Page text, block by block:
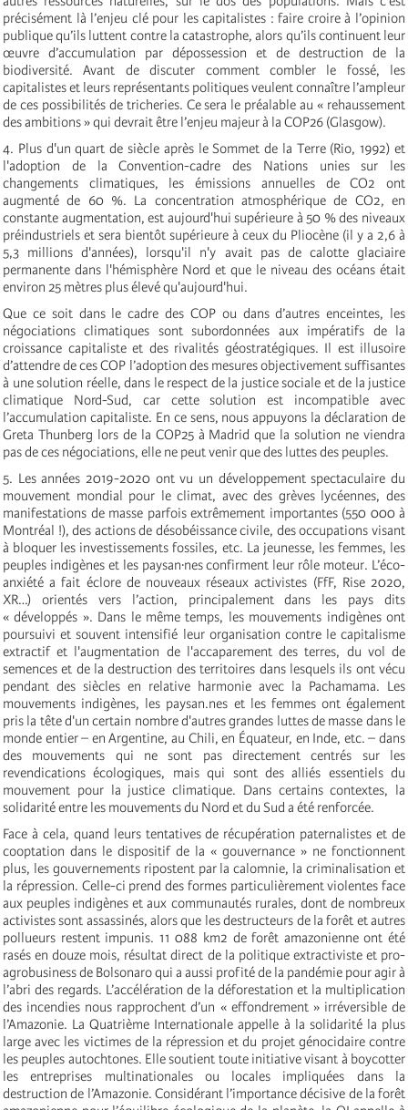
précisément là l’enjeu clé pour les capitalistes : faire croire à l’opinion
publique qu’ils luttent contre la catastrophe, alors qu’ils continuent leur
œuvre d’accumulation par dépossession et de destruction de la
biodiversité. Avant de discuter comment combler le fossé, les
capitalistes et leurs représentants politiques veulent connaître l’ampleur
de ces possibilités de tricheries. Ce sera le préalable au « rehaussement
des ambitions » qui devrait être l’enjeu majeur à la COP26 (Glasgow).
4. Plus d'un quart de siècle après le Sommet de la Terre (Rio, 1992) et
l'adoption de la Convention-cadre des Nations unies sur les
changements climatiques, les émissions annuelles de CO2 ont
augmenté de 60 %. La concentration atmosphérique de CO2, en
constante augmentation, est aujourd'hui supérieure à 50 % des niveaux
préindustriels et sera bientôt supérieure à ceux du Pliocène (il y a 2,6 à
5,3 millions d'années), lorsqu'il n'y avait pas de calotte glaciaire
permanente dans l'hémisphère Nord et que le niveau des océans était
environ 25 mètres plus élevé qu'aujourd'hui.
Que ce soit dans le cadre des COP ou dans d’autres enceintes, les
négociations climatiques sont subordonnées aux impératifs de la
croissance capitaliste et des rivalités géostratégiques. Il est illusoire
d’attendre de ces COP l’adoption des mesures objectivement suffisantes
à une solution réelle, dans le respect de la justice sociale et de la justice
climatique Nord-Sud, car cette solution est incompatible avec
l’accumulation capitaliste. En ce sens, nous appuyons la déclaration de
Greta Thunberg lors de la COP25 à Madrid que la solution ne viendra
pas de ces négociations, elle ne peut venir que des luttes des peuples.
5. Les années 2019-2020 ont vu un développement spectaculaire du
mouvement mondial pour le climat, avec des grèves lycéennes, des
manifestations de masse parfois extrêmement importantes (550 000 à
Montréal !), des actions de désobéissance civile, des occupations visant
à bloquer les investissements fossiles, etc. La jeunesse, les femmes, les
peuples indigènes et les paysan·nes confirment leur rôle moteur. L’éco-
anxiété a fait éclore de nouveaux réseaux activistes (FfF, Rise 2020,
XR…) orientés vers l’action, principalement dans les pays dits
« développés ». Dans le même temps, les mouvements indigènes ont
poursuivi et souvent intensifié leur organisation contre le capitalisme
extractif et l'augmentation de l'accaparement des terres, du vol de
semences et de la destruction des territoires dans lesquels ils ont vécu
pendant des siècles en relative harmonie avec la Pachamama. Les
mouvements indigènes, les paysan.nes et les femmes ont également
pris la tête d'un certain nombre d'autres grandes luttes de masse dans le
monde entier – en Argentine, au Chili, en Équateur, en Inde, etc. – dans
des mouvements qui ne sont pas directement centrés sur les
revendications écologiques, mais qui sont des alliés essentiels du
mouvement pour la justice climatique. Dans certains contextes, la
solidarité entre les mouvements du Nord et du Sud a été renforcée.
Face à cela, quand leurs tentatives de récupération paternalistes et de
cooptation dans le dispositif de la « gouvernance » ne fonctionnent
plus, les gouvernements ripostent par la calomnie, la criminalisation et
la répression. Celle-ci prend des formes particulièrement violentes face
aux peuples indigènes et aux communautés rurales, dont de nombreux
activistes sont assassinés, alors que les destructeurs de la forêt et autres
pollueurs restent impunis. 11 088 km2 de forêt amazonienne ont été
rasés en douze mois, résultat direct de la politique extractiviste et pro-
agrobusiness de Bolsonaro qui a aussi profité de la pandémie pour agir à
l’abri des regards. L’accélération de la déforestation et la multiplication
des incendies nous rapprochent d’un « effondrement » irréversible de
l’Amazonie. La Quatrième Internationale appelle à la solidarité la plus
large avec les victimes de la répression et du projet génocidaire contre
les peuples autochtones. Elle soutient toute initiative visant à boycotter
les entreprises multinationales ou locales impliquées dans la
destruction de l’Amazonie. Considérant l’importance décisive de la forêt